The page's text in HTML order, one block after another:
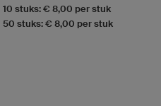
10 stuks: € 8,00 per stuk
50 stuks: € 8,00 per stuk